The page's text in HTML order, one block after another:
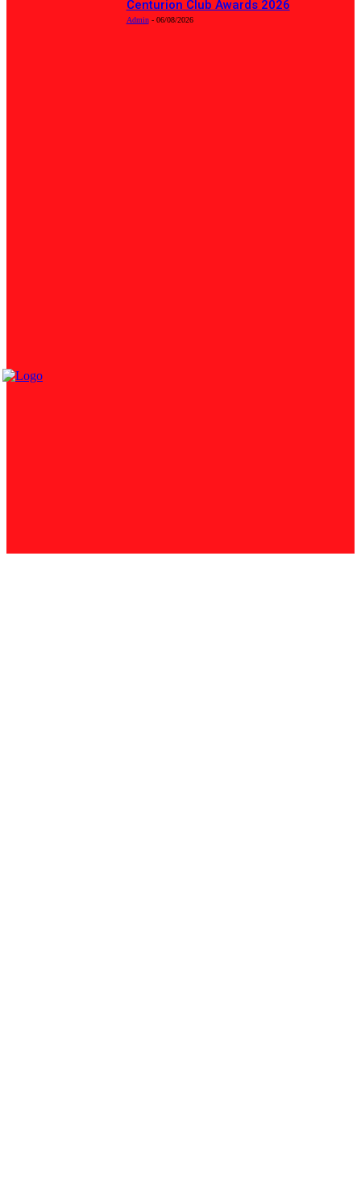
Centurion Club Awards 2026
Admin - 06/08/2026